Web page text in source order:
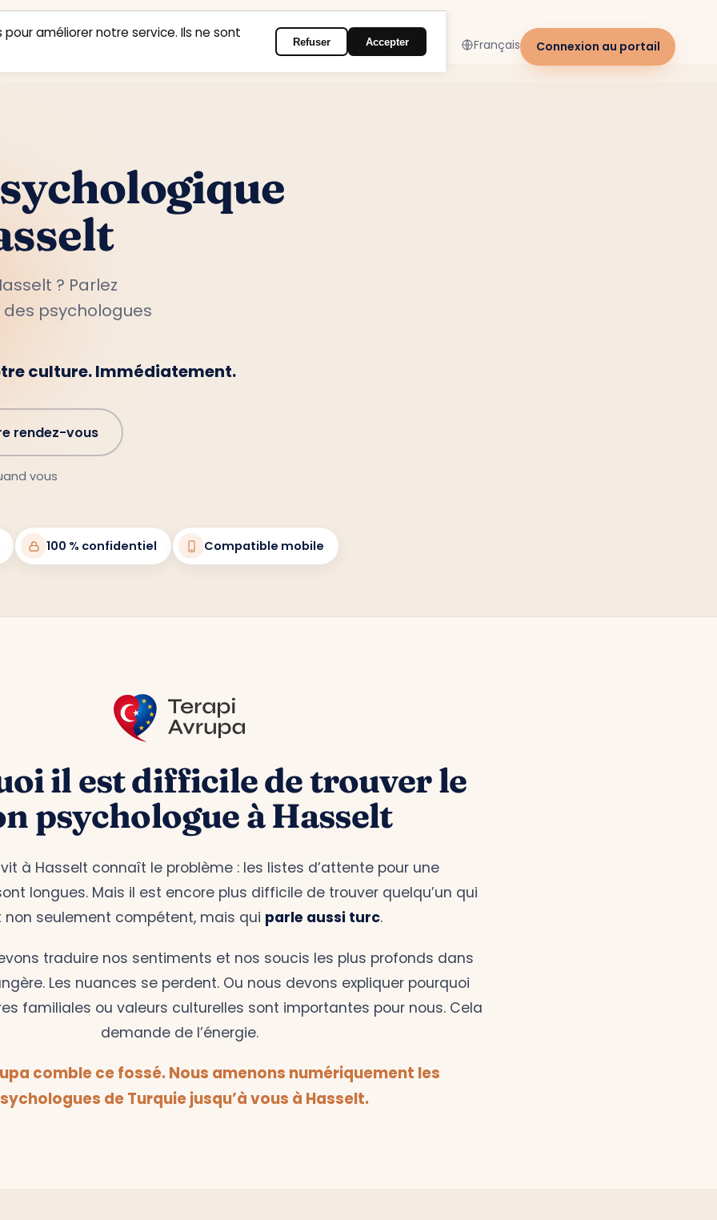
AccueilDomaines d’interventionPsychologuesContact Français Connexion au portail
? Parlez
rendez-vous
100 % confidentiel Compatible mobile
il est difficile de trouver le
psychologue à Hasselt
à Hasselt connaît le problème : les listes d’attente pour une
longues. Mais il est encore plus difficile de trouver quelqu’un qui
traduire nos sentiments et nos soucis les plus profonds dans
Les nuances se perdent. Ou nous devons expliquer pourquoi
familiales ou valeurs culturelles sont importantes pour nous. Cela
comble ce fossé. Nous amenons numériquement les
Refuser Accepter